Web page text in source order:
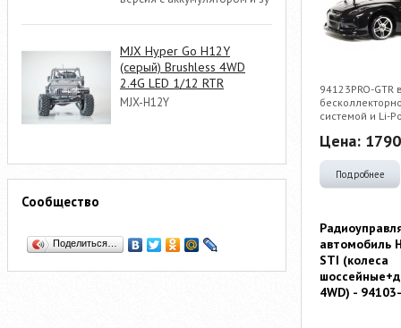
MJX Hyper Go H12Y
(серый) Brushless 4WD
2.4G LED 1/12 RTR
MJX-H12Y
Сообщество
Поделиться…
94123PRO-GTR
системой и Li-
Цена:
Подробнее
автомобиль
STI (колеса
4WD) -